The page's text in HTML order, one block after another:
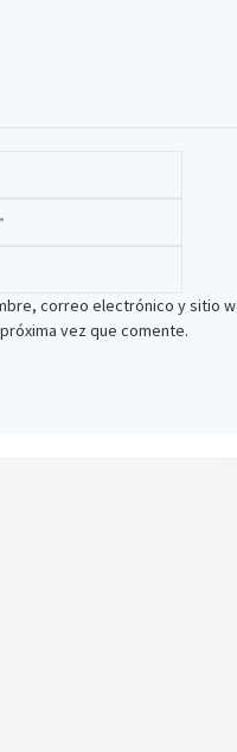
correo electrónico y sitio
vez que comente.